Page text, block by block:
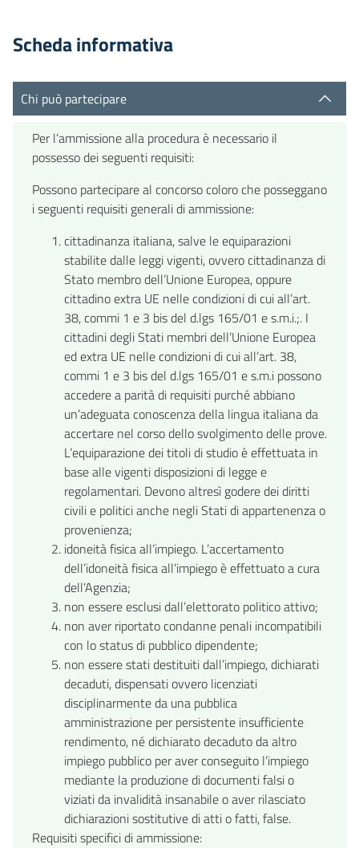
Scheda informativa
Chi può partecipare
Per l’ammissione alla procedura è necessario il
possesso dei seguenti requisiti:
Possono partecipare al concorso coloro che posseggano
i seguenti requisiti generali di ammissione:
cittadinanza italiana, salve le equiparazioni
stabilite dalle leggi vigenti, ovvero cittadinanza di
Stato membro dell’Unione Europea, oppure
cittadino extra UE nelle condizioni di cui all’art.
38, commi 1 e 3 bis del d.lgs 165/01 e s.m.i.;. I
cittadini degli Stati membri dell’Unione Europea
ed extra UE nelle condizioni di cui all’art. 38,
commi 1 e 3 bis del d.lgs 165/01 e s.m.i possono
accedere a parità di requisiti purché abbiano
un’adeguata conoscenza della lingua italiana da
accertare nel corso dello svolgimento delle prove.
L’equiparazione dei titoli di studio è effettuata in
base alle vigenti disposizioni di legge e
regolamentari. Devono altresì godere dei diritti
civili e politici anche negli Stati di appartenenza o
provenienza;
idoneità fisica all’impiego. L’accertamento
dell’idoneità fisica all’impiego è effettuato a cura
dell’Agenzia;
non essere esclusi dall’elettorato politico attivo;
non aver riportato condanne penali incompatibili
con lo status di pubblico dipendente;
non essere stati destituiti dall’impiego, dichiarati
decaduti, dispensati ovvero licenziati
disciplinarmente da una pubblica
amministrazione per persistente insufficiente
rendimento, né dichiarato decaduto da altro
impiego pubblico per aver conseguito l’impiego
mediante la produzione di documenti falsi o
viziati da invalidità insanabile o aver rilasciato
dichiarazioni sostitutive di atti o fatti, false.
Requisiti specifici di ammissione: